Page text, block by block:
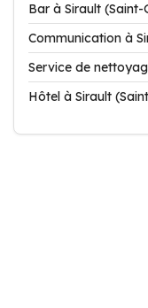
Bar à Sirault (Saint-
Communication à
Service de
Hôtel à Sirault